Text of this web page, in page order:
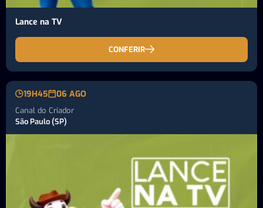
Lance na TV
CONFERIR
19H45 06 AGO
Canal do Criador
São Paulo (SP)